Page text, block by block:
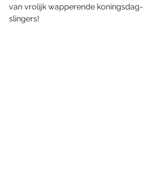
van vrolijk wapperende koningsdag-
slingers!